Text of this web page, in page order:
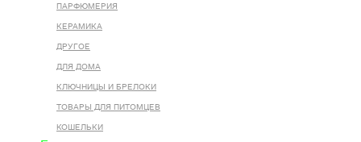
ПАРФЮМЕРИЯ
КЕРАМИКА
ДРУГОЕ
ДЛЯ ДОМА
КЛЮЧНИЦЫ И БРЕЛОКИ
ТОВАРЫ ДЛЯ ПИТОМЦЕВ
КОШЕЛЬКИ